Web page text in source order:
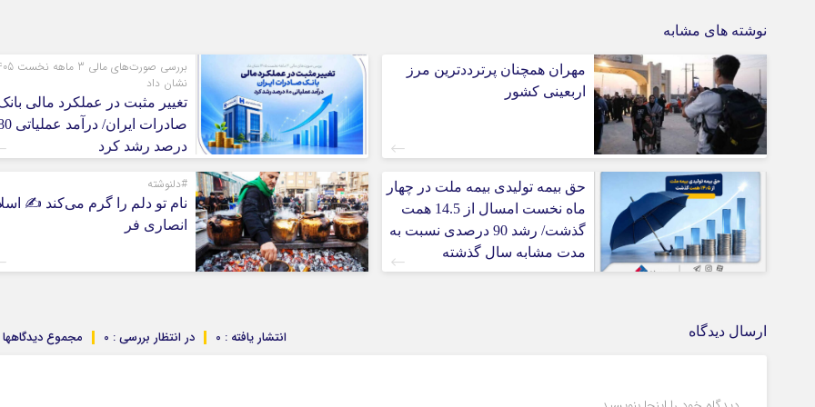
نوشته های مشابه
مهران همچنان پرترددترین مرز
اربعینی کشور
بررسی صورت‌های مالی
نشان داد
تغییر مثبت در عملکرد مالی
صادرات ایران/ درآمد
درصد رشد کرد
حق بیمه تولیدی بیمه ملت در چهار
ماه نخست امسال از 14.5 همت
گذشت/ رشد 90 درصدی نسبت به
مدت مشابه سال گذشته
#دلنوشته
نام تو دلم را گرم می‌کند ✍️
انصاری فر
ارسال دیدگاه مجموع دیدگاهها : در انتظار بررسی : 0 انتشار یافته : 0